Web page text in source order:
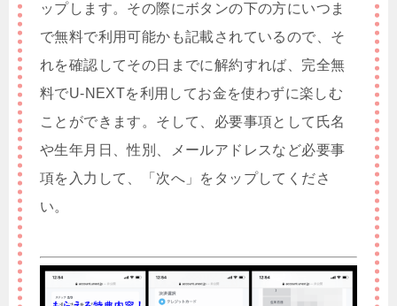
ップします。その際にボタンの下の方にいつま
で無料で利用可能かも記載されているので、そ
れを確認してその日までに解約すれば、完全無
料でU-NEXTを利用してお金を使わずに楽しむ
ことができます。そして、必要事項として氏名
や生年月日、性別、メールアドレスなど必要事
項を入力して、「次へ」をタップしてくださ
い。